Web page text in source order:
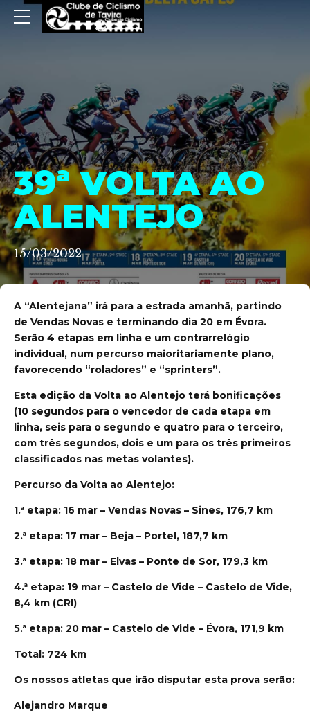
39ª VOLTA AO
ALENTEJO
15/03/2022
A “Alentejana” irá para a estrada amanhã, partindo
de Vendas Novas e terminando dia 20 em Évora.
Serão 4 etapas em linha e um contrarrelógio
individual, num percurso maioritariamente plano,
favorecendo “roladores” e “sprinters”.
Esta edição da Volta ao Alentejo terá bonificações
(10 segundos para o vencedor de cada etapa em
linha, seis para o segundo e quatro para o terceiro,
com três segundos, dois e um para os três primeiros
classificados nas metas volantes).
Percurso da Volta ao Alentejo:
1.ª etapa: 16 mar – Vendas Novas – Sines, 176,7 km
2.ª etapa: 17 mar – Beja – Portel, 187,7 km
3.ª etapa: 18 mar – Elvas – Ponte de Sor, 179,3 km
4.ª etapa: 19 mar – Castelo de Vide – Castelo de Vide,
8,4 km (CRI)
5.ª etapa: 20 mar – Castelo de Vide – Évora, 171,9 km
Total: 724 km
Os nossos atletas que irão disputar esta prova serão:
Alejandro Marque